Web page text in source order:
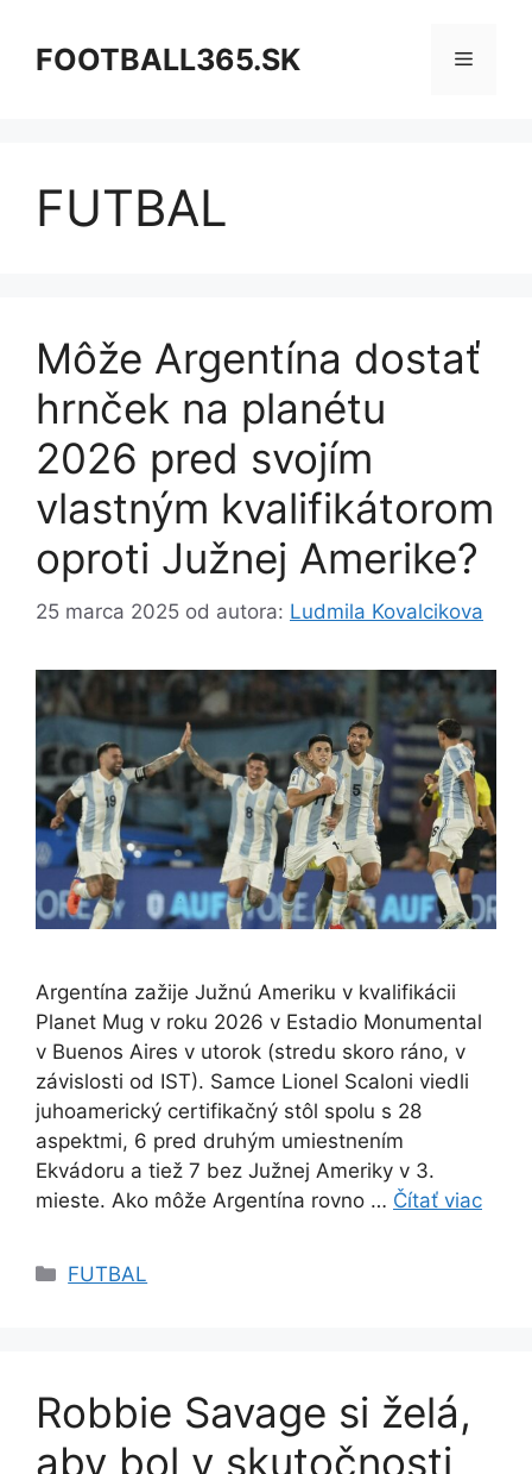
obsahFOOTBALL365.SK Menu
FUTBAL
Môže Argentína dostať
hrnček na planétu
2026 pred svojím
vlastným kvalifikátorom
oproti Južnej Amerike?
25 marca 2025 od autora: Ludmila Kovalcikova
Argentína zažije Južnú Ameriku v kvalifikácii
Planet Mug v roku 2026 v Estadio Monumental
v Buenos Aires v utorok (stredu skoro ráno, v
závislosti od IST). Samce Lionel Scaloni viedli
juhoamerický certifikačný stôl spolu s 28
aspektmi, 6 pred druhým umiestnením
Ekvádoru a tiež 7 bez Južnej Ameriky v 3.
mieste. Ako môže Argentína rovno … Čítať viac
Kategórie
FUTBAL
Robbie Savage si želá,
aby bol v skutočnosti